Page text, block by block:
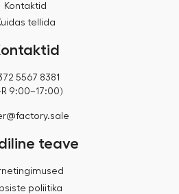
Kontaktid
tellida
5567 8381
9:00–17:00)
teave
poliitika